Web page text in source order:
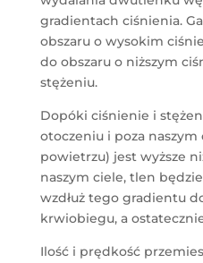
gradientach ciśnienia.
obszaru o wysokim
do obszaru o niższym
stężeniu.
Dopóki ciśnienie i
otoczeniu i poza
powietrzu) jest wyższe
naszym ciele, tlen
wzdłuż tego gradientu
krwiobiegu, a
Ilość i prędkość